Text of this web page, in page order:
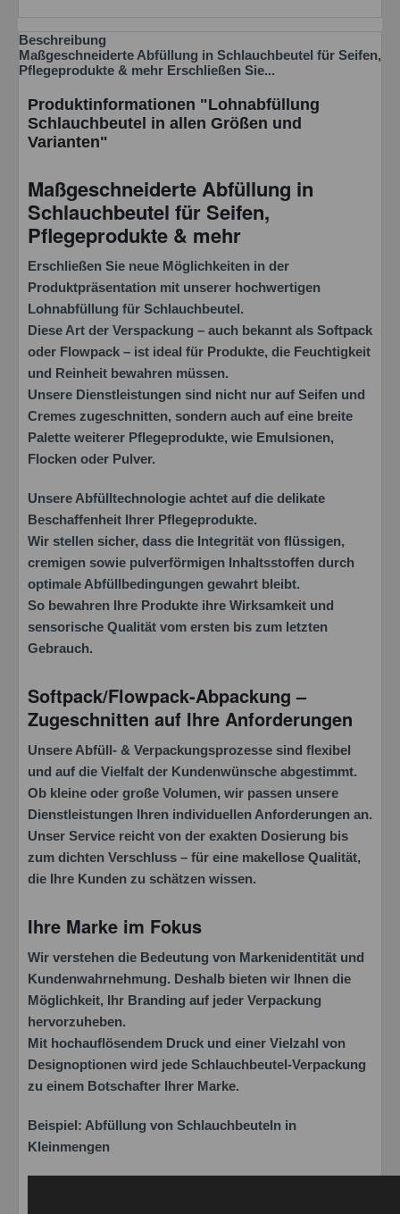
Ich habe die Datenschutzbestimmung
Kenntnis genommen.*
Felder mit * sind Pflichtfelder.
Nachricht senden
Beschreibung
Maßgeschneiderte Abfüllung in Schlauchbeutel für Seifen,
Pflegeprodukte & mehr Erschließen Sie...
Produktinformationen "Lohnabfüllung
Schlauchbeutel in allen Größen und
Varianten"
Maßgeschneiderte Abfüllung in
Schlauchbeutel für Seifen,
Pflegeprodukte & mehr
Erschließen Sie neue Möglichkeiten in der
Produktpräsentation mit unserer hochwertigen
Lohnabfüllung für Schlauchbeutel.
Diese Art der Verspackung – auch bekannt als Softpack
oder Flowpack – ist ideal für Produkte, die Feuchtigkeit
und Reinheit bewahren müssen.
Unsere Dienstleistungen sind nicht nur auf Seifen und
Cremes zugeschnitten, sondern auch auf eine breite
Palette weiterer Pflegeprodukte, wie Emulsionen,
Flocken oder Pulver.
Unsere Abfülltechnologie achtet auf die delikate
Beschaffenheit Ihrer Pflegeprodukte.
Wir stellen sicher, dass die Integrität von flüssigen,
cremigen sowie pulverförmigen Inhaltsstoffen durch
optimale Abfüllbedingungen gewahrt bleibt.
So bewahren Ihre Produkte ihre Wirksamkeit und
sensorische Qualität vom ersten bis zum letzten
Gebrauch.
Softpack/Flowpack-Abpackung –
Zugeschnitten auf Ihre Anforderungen
Unsere Abfüll- & Verpackungsprozesse sind flexibel
und auf die Vielfalt der Kundenwünsche abgestimmt.
Ob kleine oder große Volumen, wir passen unsere
Dienstleistungen Ihren individuellen Anforderungen an.
Unser Service reicht von der exakten Dosierung bis
zum dichten Verschluss – für eine makellose Qualität,
die Ihre Kunden zu schätzen wissen.
Ihre Marke im Fokus
Wir verstehen die Bedeutung von Markenidentität und
Kundenwahrnehmung. Deshalb bieten wir Ihnen die
Möglichkeit, Ihr Branding auf jeder Verpackung
hervorzuheben.
Mit hochauflösendem Druck und einer Vielzahl von
Designoptionen wird jede Schlauchbeutel-Verpackung
zu einem Botschafter Ihrer Marke.
Beispiel: Abfüllung von Schlauchbeuteln in
Kleinmengen